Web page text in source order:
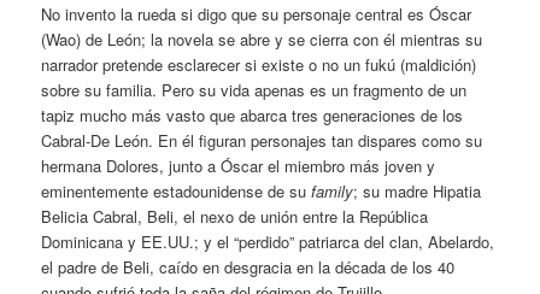
No invento la rueda si digo que su personaje central es Óscar
(Wao) de León; la novela se abre y se cierra con él mientras su
narrador pretende esclarecer si existe o no un fukú (maldición)
sobre su familia. Pero su vida apenas es un fragmento de un
tapiz mucho más vasto que abarca tres generaciones de los
Cabral-De León. En él figuran personajes tan dispares como su
hermana Dolores, junto a Óscar el miembro más joven y
eminentemente estadounidense de sufamily; su madre Hipatia
Belicia Cabral, Beli, el nexo de unión entre la República
Dominicana y EE.UU.; y el “perdido” patriarca del clan, Abelardo,
el padre de Beli, caído en desgracia en la década de los 40